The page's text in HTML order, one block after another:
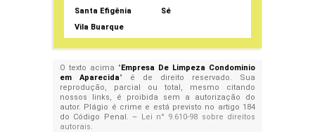
Santa Efigênia
Sé
Vila Buarque
O texto acima "Empresa De Limpeza Condominio
em Aparecida" é de direito reservado. Sua
reprodução, parcial ou total, mesmo citando
nossos links, é proibida sem a autorização do
autor. Plágio é crime e está previsto no artigo 184
do Código Penal. – Lei n° 9.610-98 sobre direitos
autorais.